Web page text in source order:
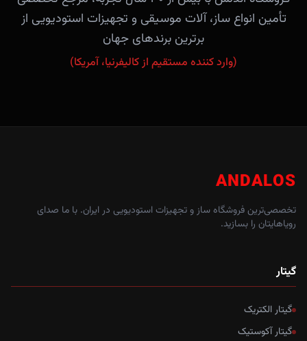
تأمین انواع ساز، آلات موسیقی و تجهیزات استودیویی از
برترین برندهای جهان
(وارد کننده مستقیم از کالیفرنیا، آمریکا)
ANDALOS
تخصصی‌ترین فروشگاه ساز و تجهیزات استودیویی در ایران. با ما صدای
رویاهایتان را بسازید.
گیتار
گیتار الکتریک
گیتار آکوستیک